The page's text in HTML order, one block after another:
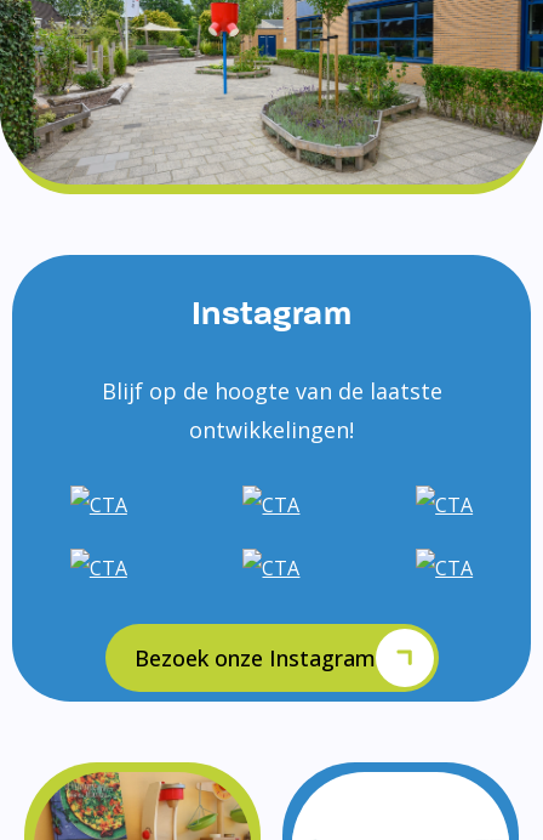
Instagram
Blijf op de hoogte van de laatste
ontwikkelingen!
Bezoek onze Instagram